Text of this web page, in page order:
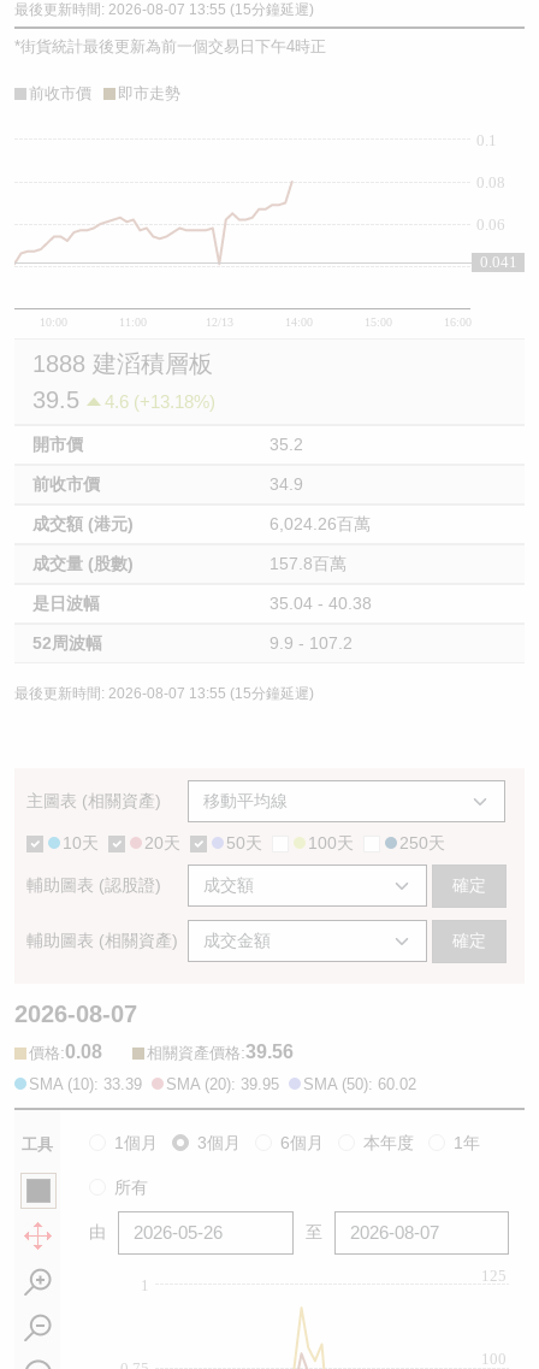
最後更新時間: 2026-08-07 13:55 (15分鐘延遲)
*街貨統計最後更新為前一個交易日下午4時正
前收市價 即市走勢
10:00 11:00 12/13 14:00 15:00 16:00
0.04
0.06
0.08
0.1
0.041
1888 建滔積層板
39.5
4.6 (+13.18%)
開市價 35.2
前收市價 34.9
成交額 (港元) 6,024.26百萬
成交量 (股數) 157.8百萬
是日波幅 35.04 - 40.38
52周波幅 9.9 - 107.2
最後更新時間: 2026-08-07 13:55 (15分鐘延遲)
主圖表 (相關資產)
10天 20天 50天 100天 250天
輔助圖表 (認股證) 確定
輔助圖表 (相關資產) 確定
2026-08-07
價格:0.08 相關資產價格:39.56
SMA (10): 33.39 SMA (20): 39.95 SMA (50): 60.02
工具 1個月 3個月 6個月 本年度 1年
所有
由 至
1
100
125